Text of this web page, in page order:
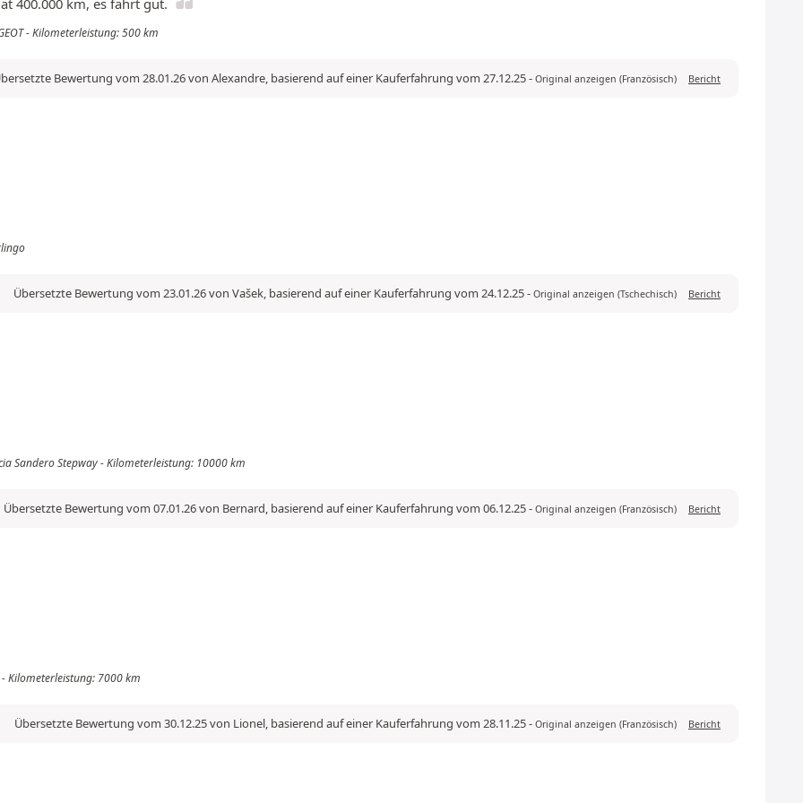
- Kilometerleistung: 500 km
Bewertung vom 28.01.26 von Alexandre, basierend auf einer Kauferfahrung vom 27.12.25- Original anzeigen (Französisch) Bericht
Übersetzte Bewertung vom 23.01.26 von Vašek, basierend auf einer Kauferfahrung vom 24.12.25- Original anzeigen (Tschechisch) Bericht
Sandero Stepway - Kilometerleistung: 10000 km
Übersetzte Bewertung vom 07.01.26 von Bernard, basierend auf einer Kauferfahrung vom 06.12.25- Original anzeigen (Französisch) Bericht
Kilometerleistung: 7000 km
Übersetzte Bewertung vom 30.12.25 von Lionel, basierend auf einer Kauferfahrung vom 28.11.25- Original anzeigen (Französisch) Bericht